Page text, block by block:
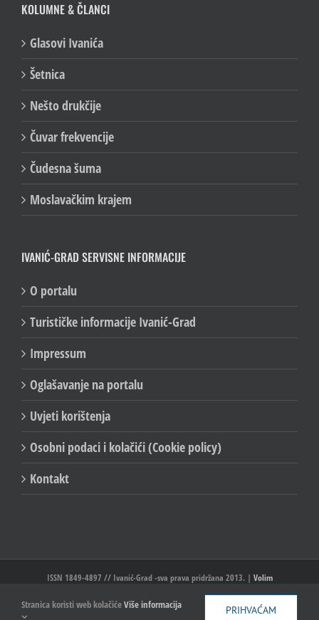
KOLUMNE & ČLANCI
Glasovi Ivanića
Šetnica
Nešto drukčije
Čuvar frekvencije
Čudesna šuma
Moslavačkim krajem
IVANIĆ-GRAD SERVISNE INFORMACIJE
O portalu
Turističke informacije Ivanić-Grad
Impressum
Oglašavanje na portalu
Uvjeti korištenja
Osobni podaci i kolačići (Cookie policy)
Kontakt
ISSN 1849-4897 // Ivanić-Grad -sva prava pridržana 2013. | Volim
Email
Stranica koristi web kolačićeViše informacija PRIHVAĆAM